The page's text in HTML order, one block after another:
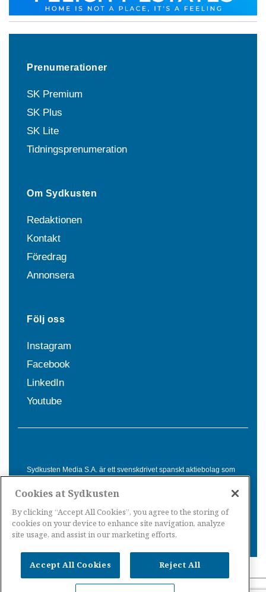
Prenumerationer
SK Premium
SK Plus
SK Lite
Tidningsprenumeration
Om Sydkusten
Redaktionen
Kontakt
Föredrag
Annonsera
Följ oss
Instagram
Facebook
LinkedIn
Youtube
Sydkusten Media S.A. är ett svenskdrivet spanskt aktiebolag som
Spanien. Genom nyhetsbevakning av hela Spanien, med bas på
informationsförmedling för svenskar i Spanien.
Cookies at Sydkusten
By clicking “Accept All Cookies”, you agree to the storing of
cookies on your device to enhance site navigation, analyze
site usage, and assist in our marketing efforts.
Accept All Cookies Reject All